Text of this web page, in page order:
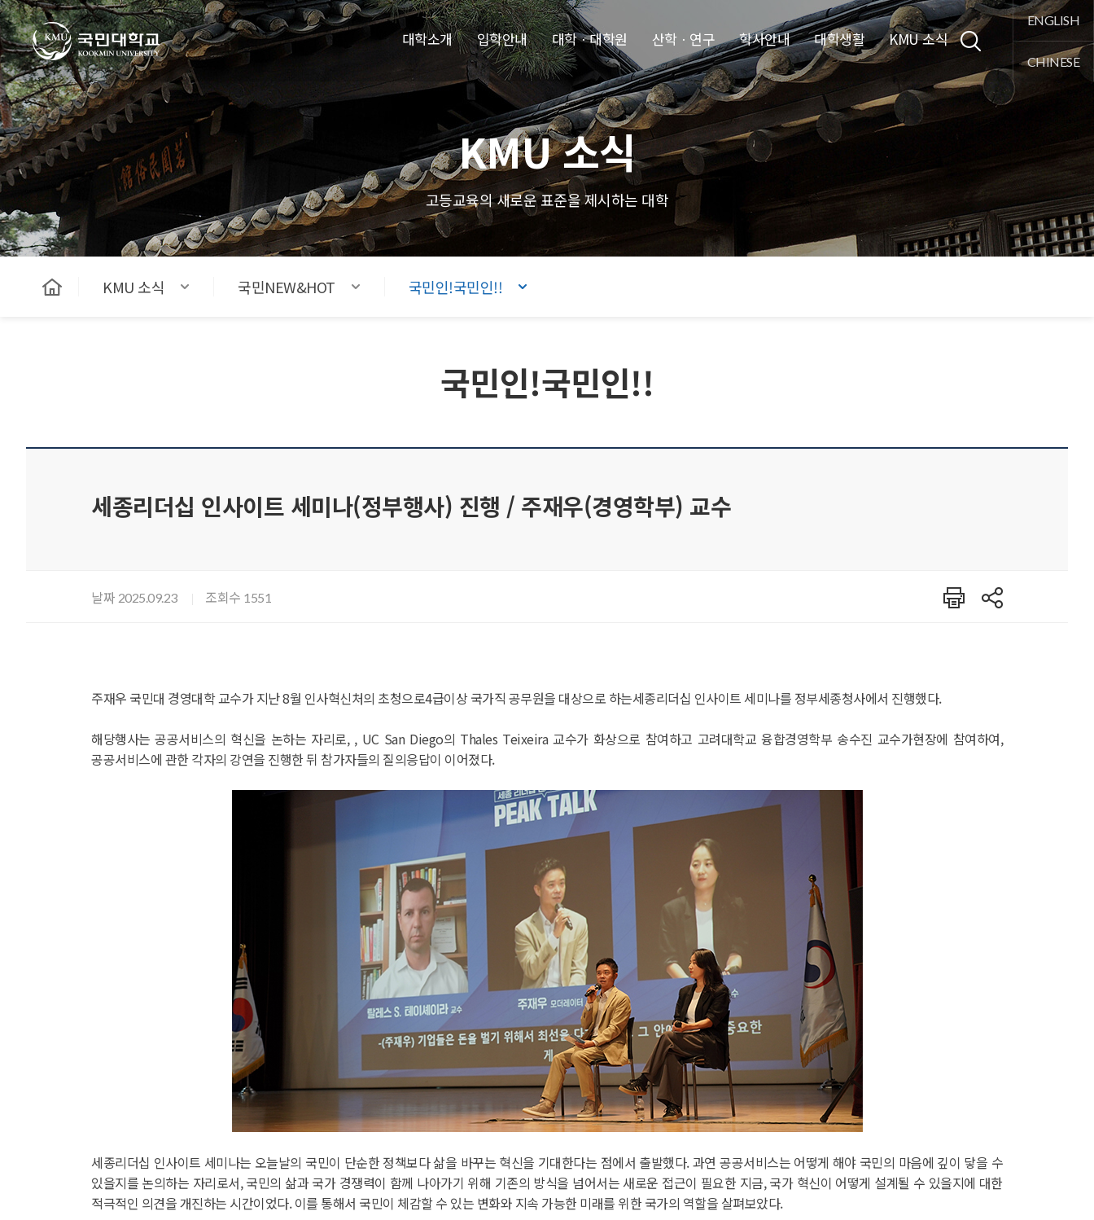
주메뉴 바로가기
본문내용 바로가기
푸터 바로가기
국민대학교
대학소개 입학안내 대학ㆍ대학원 산학ㆍ연구 학사안내 대학생활 KMU 소식
통합검색
ENGLISH
CHINESE
KMU 소식
고등교육의 새로운 표준을 제시하는 대학
KMU 소식 국민NEW&HOT 국민인!국민인!!
국민인!국민인!!
세종리더십 인사이트 세미나(정부행사) 진행 / 주재우(경영학부) 교수
날짜 2025.09.23 조회수 1551 인쇄 공유
주재우 국민대 경영대학 교수가 지난 8월 인사혁신처의 초청으로4급이상 국가직 공무원을 대상으로 하는세종리더십 인사이트 세미나를 정부세종청사에서 진행했다.
해당행사는 공공서비스의 혁신을 논하는 자리로, , UC San Diego의 Thales Teixeira 교수가 화상으로 참여하고 고려대학교 융합경영학부 송수진 교수가현장에 참여하여,
공공서비스에 관한 각자의 강연을 진행한 뒤 참가자들의 질의응답이 이어졌다.
세종리더십 인사이트 세미나는 오늘날의 국민이 단순한 정책보다 삶을 바꾸는 혁신을 기대한다는 점에서 출발했다. 과연 공공서비스는 어떻게 해야 국민의 마음에 깊이 닿을 수
있을지를 논의하는 자리로서, 국민의 삶과 국가 경쟁력이 함께 나아가기 위해 기존의 방식을 넘어서는 새로운 접근이 필요한 지금, 국가 혁신이 어떻게 설계될 수 있을지에 대한
적극적인 의견을 개진하는 시간이었다. 이를 통해서 국민이 체감할 수 있는 변화와 지속 가능한 미래를 위한 국가의 역할을 살펴보았다.